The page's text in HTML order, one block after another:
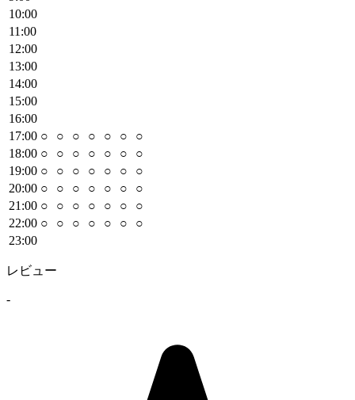
10:00
11 :00
12:00
13:00
14:00
15:00
16:00
17:00 ○ ○ ○ ○ ○ ○
○
18:00 ○ ○ ○ ○ ○ ○
○
19:00 ○ ○ ○ ○ ○ ○
○
20:00 ○ ○ ○ ○ ○ ○
○
21 :00 ○ ○ ○ ○ ○ ○
○
22:00 ○ ○ ○ ○ ○ ○
○
23:00
レビュー
-